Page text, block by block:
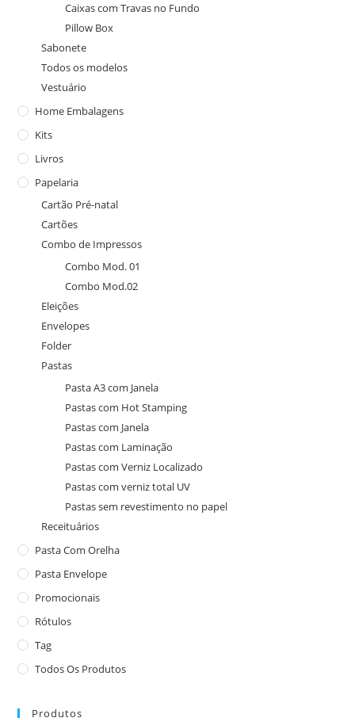
Caixas com Travas no Fundo
Pillow Box
Sabonete
Todos os modelos
Vestuário
Home Embalagens
Kits
Livros
Papelaria
Cartão Pré-natal
Cartões
Combo de Impressos
Combo Mod. 01
Combo Mod.02
Eleições
Envelopes
Folder
Pastas
Pasta A3 com Janela
Pastas com Hot Stamping
Pastas com Janela
Pastas com Laminação
Pastas com Verniz Localizado
Pastas com verniz total UV
Pastas sem revestimento no papel
Receituários
Pasta Com Orelha
Pasta Envelope
Promocionais
Rótulos
Tag
Todos Os Produtos
Produtos